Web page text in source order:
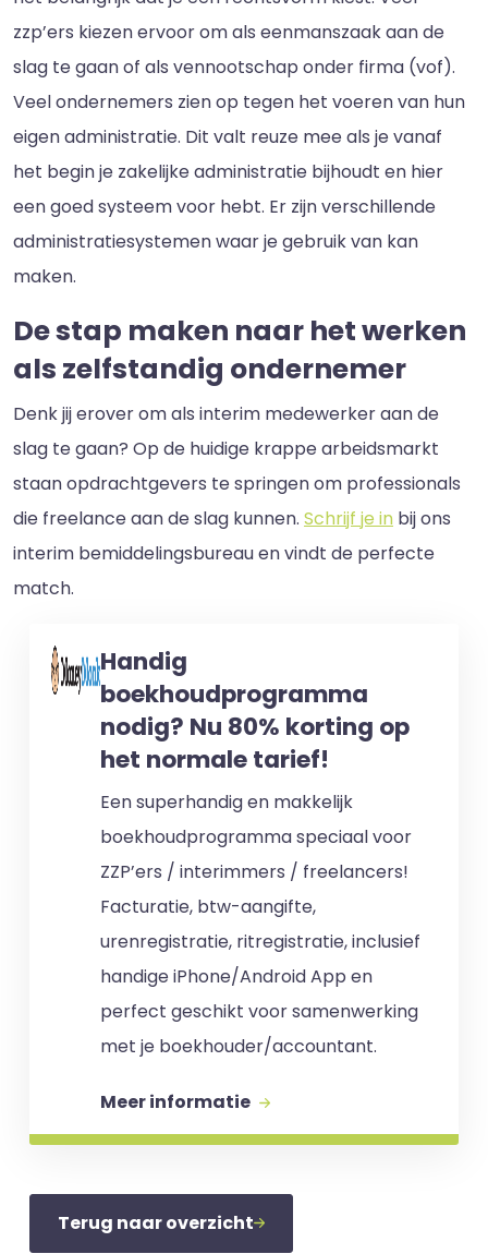
zzp’ers kiezen ervoor om als eenmanszaak aan de
slag te gaan of als vennootschap onder firma (vof).
Veel ondernemers zien op tegen het voeren van hun
eigen administratie. Dit valt reuze mee als je vanaf
het begin je zakelijke administratie bijhoudt en hier
een goed systeem voor hebt. Er zijn verschillende
administratiesystemen waar je gebruik van kan
maken.
De stap maken naar het werken
als zelfstandig ondernemer
Denk jij erover om als interim medewerker aan de
slag te gaan? Op de huidige krappe arbeidsmarkt
staan opdrachtgevers te springen om professionals
die freelance aan de slag kunnen. Schrijf je in bij ons
interim bemiddelingsbureau en vindt de perfecte
match.
Handig
boekhoudprogramma
nodig? Nu 80% korting op
het normale tarief!
Een superhandig en makkelijk
boekhoudprogramma speciaal voor
ZZP’ers / interimmers / freelancers!
Facturatie, btw-aangifte,
urenregistratie, ritregistratie, inclusief
handige iPhone/Android App en
perfect geschikt voor samenwerking
met je boekhouder/accountant.
Meer informatie
Terug naar overzicht